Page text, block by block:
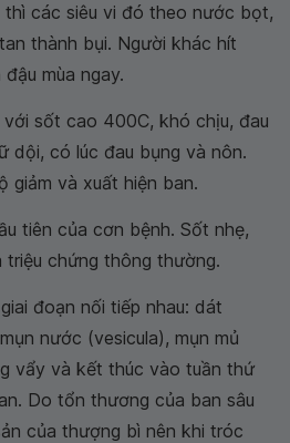
thì các siêu vi đó theo nước bọt,
thành bụi. Người khác hít
mùa ngay.
sốt cao 400C, khó chịu, đau
dội, có lúc đau bụng và nôn.
giảm và xuất hiện ban.
tiên của cơn bệnh. Sốt nhẹ,
chứng thông thường.
đoạn nối tiếp nhau: dát
nước (vesicula), mụn mủ
vẩy và kết thúc vào tuần thứ
Do tổn thương của ban sâu
của thượng bì nên khi tróc